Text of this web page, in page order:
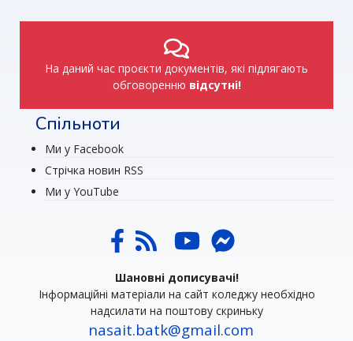
На даний час проєкти документів, які підлягають
обговоренню відсутні!
Спільноти
Ми у Facebook
Стрічка новин RSS
Ми у YouTube
Шановні дописувачі!
Інформаційні матеріали на сайт коледжу необхідно
надсилати на поштову скриньку
nasait.batk@gmail.com